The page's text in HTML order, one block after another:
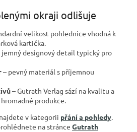
okraji odlišuje
velikost pohlednice vhodná k
kartička.
jemný designový detail typický pro
– pevný materiál s příjemnou
– Gutrath Verlag sází na kvalitu a
produkce.
v kategorii přání a pohledy.
na stránce Gutrath